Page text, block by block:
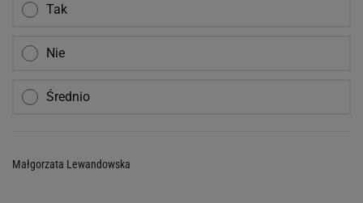
Tak
Nie
Średnio
Małgorzata Lewandowska